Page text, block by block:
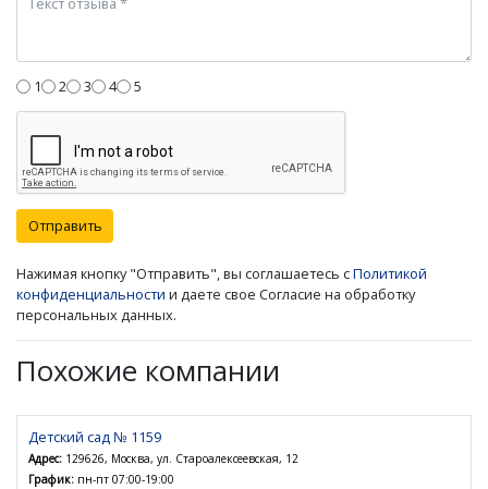
1 2 3 4 5
Отправить
Нажимая кнопку "Отправить", вы соглашаетесь сПолитикой
конфиденциальности и даете свое Согласие на обработку
персональных данных.
Похожие компании
Детский сад № 1159
Адрес: 129626, Москва, ул. Староалексеевская, 12
График: пн-пт 07:00-19:00